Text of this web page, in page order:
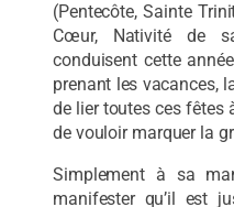
(Pentecôte, Sainte
Cœur, Nativité de
conduisent cette
prenant les vacances,
de lier toutes ces fêtes
de vouloir marquer la
Simplement à sa
manifester qu’il est